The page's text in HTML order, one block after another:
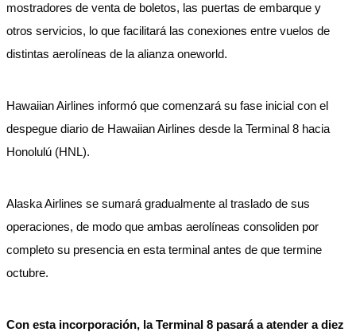
mostradores de venta de boletos, las puertas de embarque y
otros servicios, lo que facilitará las conexiones entre vuelos de
distintas aerolíneas de la alianza oneworld.
Hawaiian Airlines informó que comenzará su fase inicial con el
despegue diario de Hawaiian Airlines desde la Terminal 8 hacia
Honolulú (HNL).
Alaska Airlines se sumará gradualmente al traslado de sus
operaciones, de modo que ambas aerolíneas consoliden por
completo su presencia en esta terminal antes de que termine
octubre.
Con esta incorporación, la Terminal 8 pasará a atender a diez